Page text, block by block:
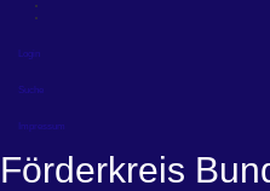
Login
Suche
Impressum
Förderkreis